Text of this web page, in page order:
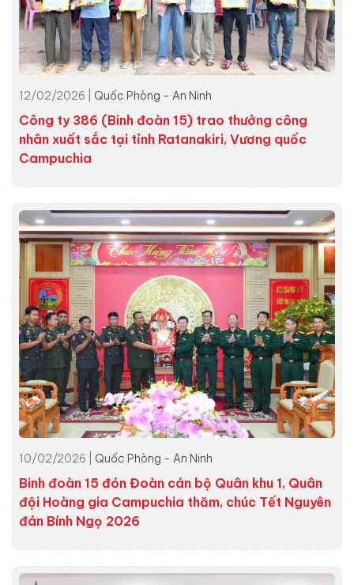
12/02/2026 | Quốc Phòng - An Ninh
Công ty 386 (Binh đoàn 15) trao thưởng công
nhân xuất sắc tại tỉnh Ratanakiri, Vương quốc
Campuchia
10/02/2026 | Quốc Phòng - An Ninh
Binh đoàn 15 đón Đoàn cán bộ Quân khu 1, Quân
đội Hoàng gia Campuchia thăm, chúc Tết Nguyên
đán Bính Ngọ 2026